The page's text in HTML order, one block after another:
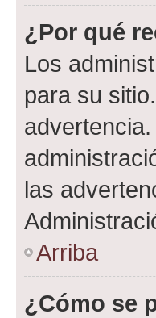
¿Por qué
Los
para su
las
Arriba
¿Cómo se